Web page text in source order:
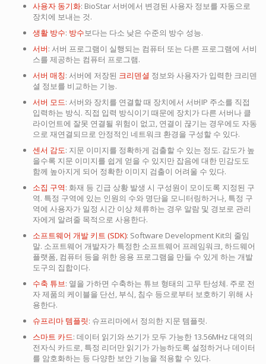
사용자 동기화: BioStar 서버에서 변경된 사용자 정보를 자동으로
장치에 보내는 것.
생활 방수: 방수보다는 다소 낮은 수준의 방수 성능.
서버: 서버 프로그램이 실행되는 컴퓨터 또는 다른 프로그램에 서비
스를 제공하는 컴퓨터 프로그램.
서버 매칭: 서버에 저장된 크리덴셜 정보와 사용자가 입력한 크리덴
셜 정보를 비교하는 기능.
서버 모드: 서버와 장치를 연결할 때 장치에서 서버IP 주소를 직접
입력하는 방식. 직접 입력 방식이기 때문에 장치가 다른 서버나 클
라이언트에 잘못 연결될 위험이 없고, 연결이 끊기는 경우에도 자동
으로 재연결되므로 안정적인 네트워크 환경을 구성할 수 있다.
센서 감도: 지문 이미지를 정확하게 검출할 수 있는 정도. 감도가 높
을수록 지문 이미지를 쉽게 얻을 수 있지만 잡음에 대한 민감도도
함께 높아지게 되어 정확한 이미지 검출이 어려울 수 있다.
소집 구역: 화재 등 긴급 상황 발생 시 구성원이 모이도록 지정된 구
역. 특정 구역에 있는 인원의 수와 명단을 모니터링하거나, 특정 구
역에 사용자가 일정 시간 이상 체류하는 경우 알람 및 경보로 관리
자에게 알려줄 목적으로 사용한다.
소프트웨어 개발 키트 (SDK): Software Development Kit의 줄임
말. 소프트웨어 개발자가 특정한 소프트웨어 프레임워크, 하드웨어
플랫폼, 컴퓨터 등을 위한 응용 프로그램을 만들 수 있게 하는 개발
도구의 집합이다.
수축 튜브: 열을 가하면 수축하는 튜브 형태의 고무 탄성체. 주로 전
자 제품의 케이블을 단선, 부식, 침수 등으로부터 보호하기 위해 사
용한다.
슈프리마 템플릿: 슈프리마에서 정의한 지문 템플릿.
스마트 카드: 데이터 읽기와 쓰기가 모두 가능한 13.56MHz 대역의
전자식 카드로, 특정 리더만 읽기가 가능하도록 설정하거나 데이터
를 암호화하는 등 다양한 보안 기능을 적용할 수 있다.